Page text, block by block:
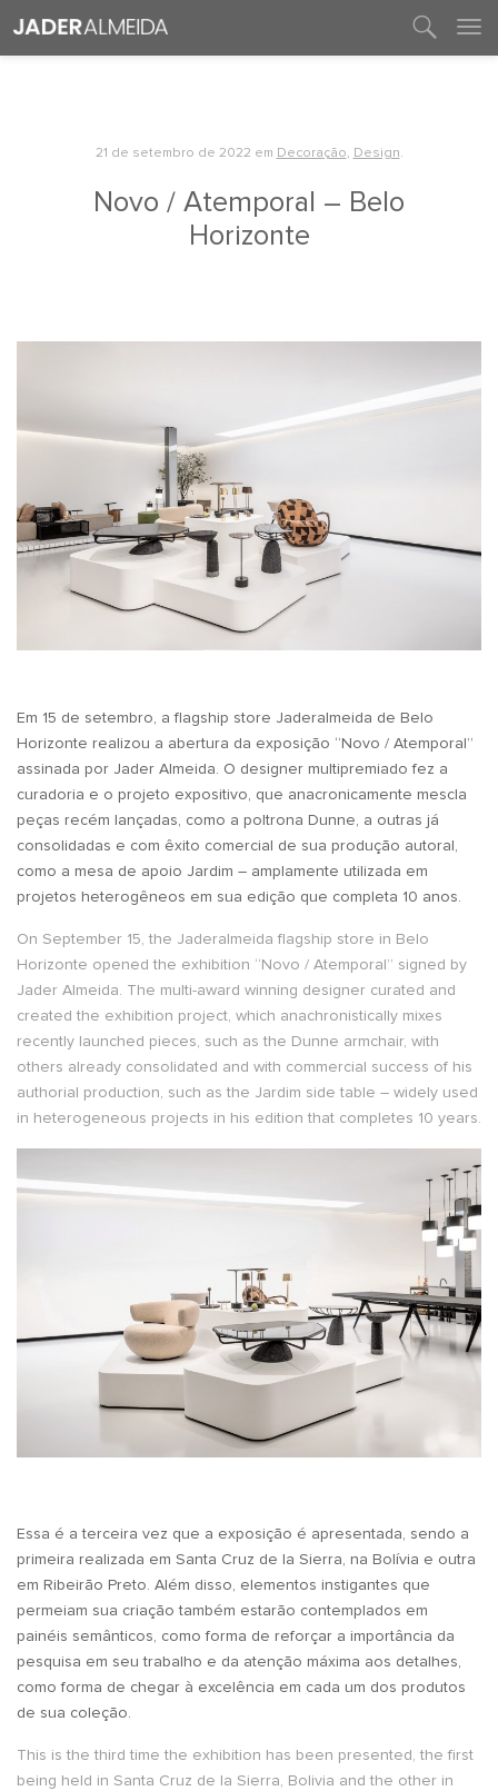
21 de setembro de 2022 em Decoração, Design.
Novo / Atemporal – Belo
Horizonte
Em 15 de setembro, a flagship store Jaderalmeida de Belo
Horizonte realizou a abertura da exposição “Novo / Atemporal”
assinada por Jader Almeida. O designer multipremiado fez a
curadoria e o projeto expositivo, que anacronicamente mescla
peças recém lançadas, como a poltrona Dunne, a outras já
consolidadas e com êxito comercial de sua produção autoral,
como a mesa de apoio Jardim – amplamente utilizada em
projetos heterogêneos em sua edição que completa 10 anos.
On September 15, the Jaderalmeida flagship store in Belo
Horizonte opened the exhibition “Novo / Atemporal” signed by
Jader Almeida. The multi-award winning designer curated and
created the exhibition project, which anachronistically mixes
recently launched pieces, such as the Dunne armchair, with
others already consolidated and with commercial success of his
authorial production, such as the Jardim side table – widely used
in heterogeneous projects in his edition that completes 10 years.
Essa é a terceira vez que a exposição é apresentada, sendo a
primeira realizada em Santa Cruz de la Sierra, na Bolívia e outra
em Ribeirão Preto. Além disso, elementos instigantes que
permeiam sua criação também estarão contemplados em
painéis semânticos, como forma de reforçar a importância da
pesquisa em seu trabalho e da atenção máxima aos detalhes,
como forma de chegar à excelência em cada um dos produtos
de sua coleção.
This is the third time the exhibition has been presented, the first
being held in Santa Cruz de la Sierra, Bolivia and the other in